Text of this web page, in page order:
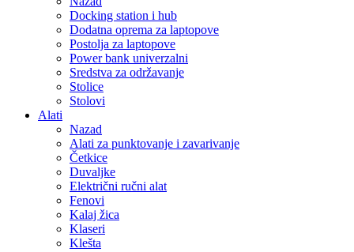
Docking station i hub
Dodatna oprema za laptopove
Postolja za laptopove
Power bank univerzalni
Sredstva za održavanje
Stolice
Stolovi
Alati
Nazad
Alati za punktovanje i zavarivanje
Četkice
Duvaljke
Električni ručni alat
Fenovi
Kalaj žica
Klaseri
Klešta